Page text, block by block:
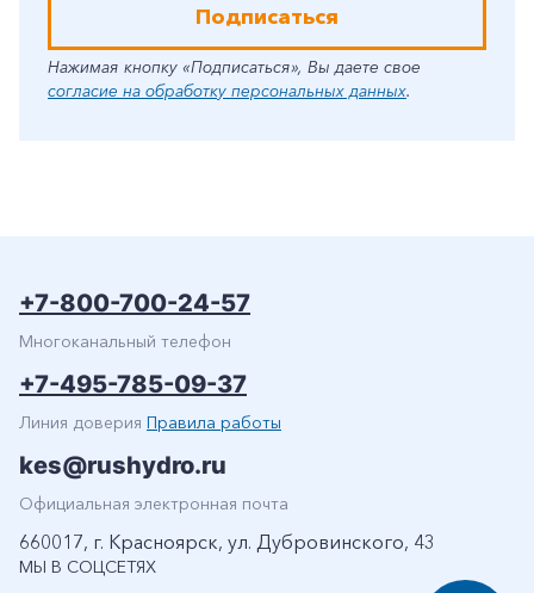
Подписаться
Нажимая кнопку «Подписаться», Вы даете свое
согласие на обработку персональных данных.
МЫ В СОЦСЕТЯХ
+7-800-700-24-57
Многоканальный телефон
+7-495-785-09-37
Линия доверия Правила работы
kes@rushydro.ru
Официальная электронная почта
660017, г. Красноярск, ул. Дубровинского, 43